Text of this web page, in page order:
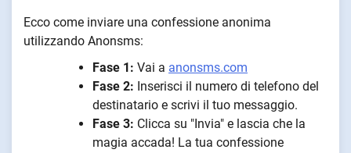
Ecco come inviare una confessione anonima
utilizzando Anonsms:
Fase 1: Vai a anonsms.com
Fase 2: Inserisci il numero di telefono del
destinatario e scrivi il tuo messaggio.
Fase 3: Clicca su "Invia" e lascia che la
magia accada! La tua confessione